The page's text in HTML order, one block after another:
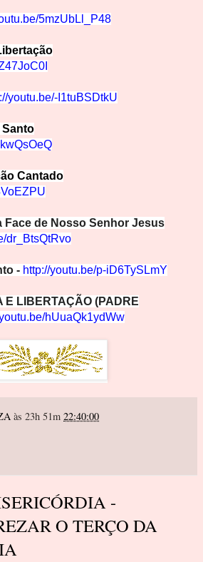
5mzUbLl_P48
youtu.be/-I1tuBSDtkU
Santo
wQsOeQ
Cantado
Face de Nosso Senhor Jesus
dr_BtsQtRvo
- http://youtu.be/p-iD6TySLmY
E LIBERTAÇÃO (PADRE
hUuaQk1ydWw
às 23h 51m 22:40:00
-
O TERÇO DA